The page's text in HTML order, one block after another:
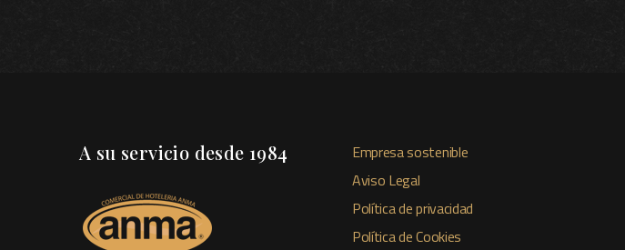
A su servicio desde 1984
Empresa sostenible
Aviso Legal
Política de privacidad
Política de Cookies